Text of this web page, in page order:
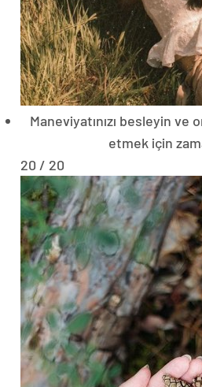
Maneviyatınızı besleyin ve
etmek için
20 / 20